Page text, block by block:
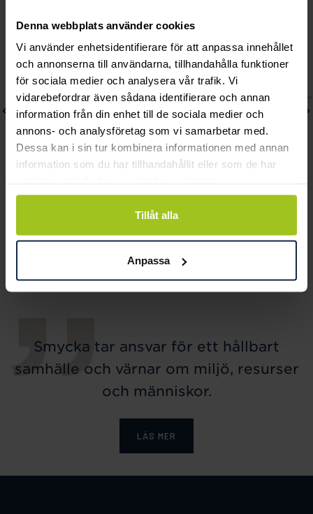
Denna webbplats använder cookies
Vi använder enhetsidentifierare för att anpassa innehållet
och annonserna till användarna, tillhandahålla funktioner
för sociala medier och analysera vår trafik. Vi
vidarebefordrar även sådana identifierare och annan
information från din enhet till de sociala medier och
annons- och analysföretag som vi samarbetar med.
Dessa kan i sin tur kombinera informationen med annan
information som du har tillhandahållit eller som de har
Tillåt alla
Anpassa
GeoCUBE bracelet blue-
green
Armband 18k cz
paperclip
Pris
3 310 kr
Smycka tar ansvar för ett hållbart
samhälle och värnar om miljö, resurser
och människor.
LÄS MER